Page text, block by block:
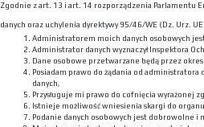
Zgodnie z art. 13 i art. 14 rozporządzenia Parlamentu
danych oraz uchylenia dyrektywy 95/46/WE (Dz. Urz.
Administratorem moich danych osobowych
Administrator danych wyznaczył Inspektora
Dane osobowe przetwarzane będą przez
Posiadam prawo do żądania od
danych,
Przysługuje mi prawo do cofnięcia wyrażonej
Istnieje możliwość wniesienia skargi do
Podanie danych osobowych jest dobrowolne i